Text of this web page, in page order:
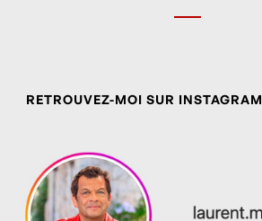
RETROUVEZ-MOI SUR INSTAGRAM